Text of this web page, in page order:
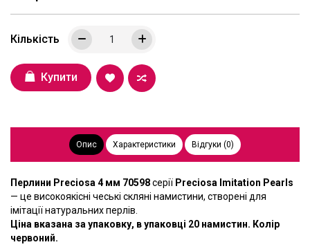
Кількість
Купити
Опис Характеристики Відгуки (0)
Перлини Preciosa 4 мм 70598серії Preciosa Imitation Pearls
— це високоякісні чеські скляні намистини, створені для
імітації натуральних перлів.
Ціна вказана за упаковку, в упаковці 20 намистин. Колір
червоний.